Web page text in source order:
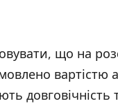
що на
вартістю
довговічність